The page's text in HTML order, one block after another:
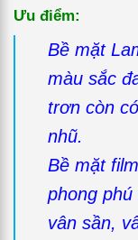
Ưu điểm:
Bề mặt
màu sắc
trơn còn
nhũ.
Bề mặt
phong
vân sần,